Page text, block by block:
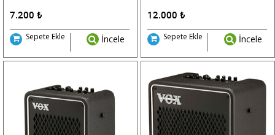
7.200 ₺
Sepete Ekle İncele
12.000 ₺
Sepete Ekle İncele